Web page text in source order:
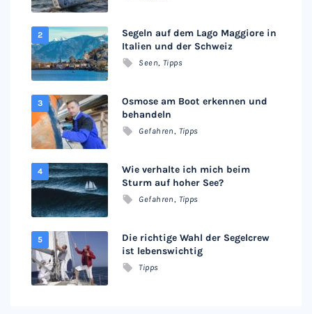
Segeln auf dem Lago Maggiore in
Italien und der Schweiz
Seen Tipps
Osmose am Boot erkennen und
behandeln
Gefahren Tipps
Wie verhalte ich mich beim
Sturm auf hoher See?
Gefahren Tipps
Die richtige Wahl der Segelcrew
ist lebenswichtig
Tipps